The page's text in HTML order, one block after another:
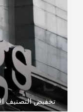
تخفيض التصنيف